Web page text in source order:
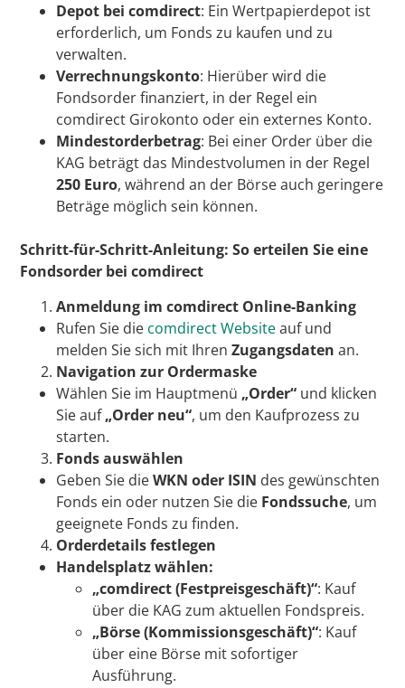
Depot bei comdirect: Ein Wertpapierdepot ist
erforderlich, um Fonds zu kaufen und zu
verwalten.
Verrechnungskonto: Hierüber wird die
Fondsorder finanziert, in der Regel ein
comdirect Girokonto oder ein externes Konto.
Mindestorderbetrag: Bei einer Order über die
KAG beträgt das Mindestvolumen in der Regel
250 Euro, während an der Börse auch geringere
Beträge möglich sein können.
Schritt-für-Schritt-Anleitung: So erteilen Sie eine
Fondsorder bei comdirect
Anmeldung im comdirect Online-Banking
Rufen Sie die comdirect Websiteauf und
melden Sie sich mit IhrenZugangsdaten an.
Navigation zur Ordermaske
Wählen Sie im Hauptmenü „Order“ und klicken
Sie auf„Order neu“, um den Kaufprozess zu
starten.
Fonds auswählen
Geben Sie dieWKN oder ISIN des gewünschten
Fonds ein oder nutzen Sie die Fondssuche, um
geeignete Fonds zu finden.
Orderdetails festlegen
Handelsplatz wählen:
„comdirect (Festpreisgeschäft)“: Kauf
über die KAG zum aktuellen Fondspreis.
„Börse (Kommissionsgeschäft)“: Kauf
über eine Börse mit sofortiger
Ausführung.